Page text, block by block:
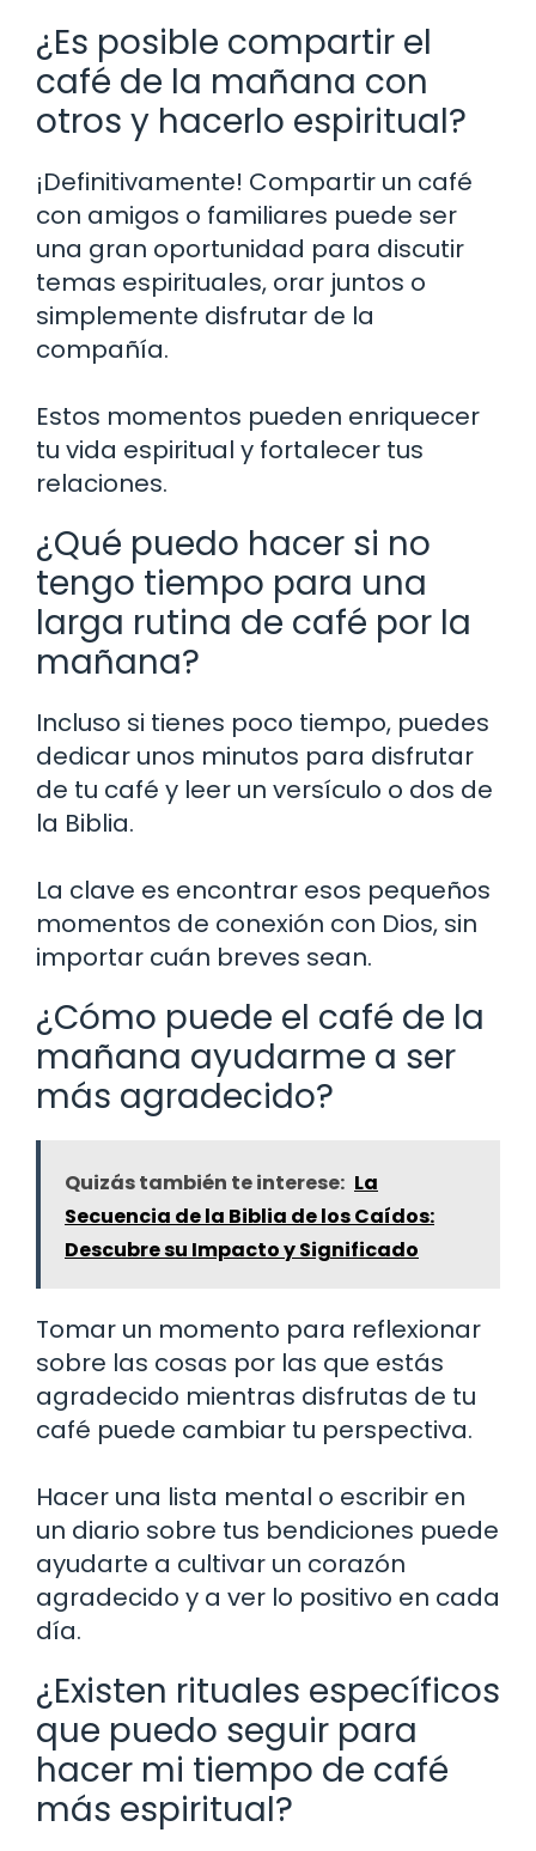
¿Es posible compartir el
café de la mañana con
otros y hacerlo espiritual?
¡Definitivamente! Compartir un café
con amigos o familiares puede ser
una gran oportunidad para discutir
temas espirituales, orar juntos o
simplemente disfrutar de la
compañía.
Estos momentos pueden enriquecer
tu vida espiritual y fortalecer tus
relaciones.
¿Qué puedo hacer si no
tengo tiempo para una
larga rutina de café por la
mañana?
Incluso si tienes poco tiempo, puedes
dedicar unos minutos para disfrutar
de tu café y leer un versículo o dos de
la Biblia.
La clave es encontrar esos pequeños
momentos de conexión con Dios, sin
importar cuán breves sean.
¿Cómo puede el café de la
mañana ayudarme a ser
más agradecido?
Quizás también te interese: La
Secuencia de la Biblia de los Caídos:
Descubre su Impacto y Significado
Tomar un momento para reflexionar
sobre las cosas por las que estás
agradecido mientras disfrutas de tu
café puede cambiar tu perspectiva.
Hacer una lista mental o escribir en
un diario sobre tus bendiciones puede
ayudarte a cultivar un corazón
agradecido y a ver lo positivo en cada
día.
¿Existen rituales específicos
que puedo seguir para
hacer mi tiempo de café
más espiritual?